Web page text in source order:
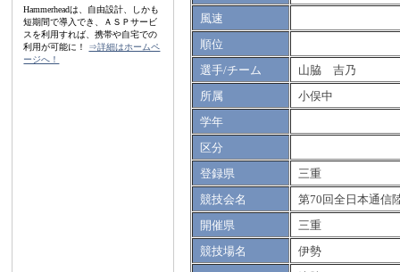
Hammerheadは、自由設計、しかも
短期間で導入でき、ＡＳＰサービ
スを利用すれば、携帯や自宅での
利用が可能に！ ⇒詳細はホームペ
ージへ！
風速
順位
選手/チーム
山脇 吉乃
所属
小俣中
学年
区分
登録県
三重
競技会名
第70回全日本通信
開催県
三重
競技場名
伊勢